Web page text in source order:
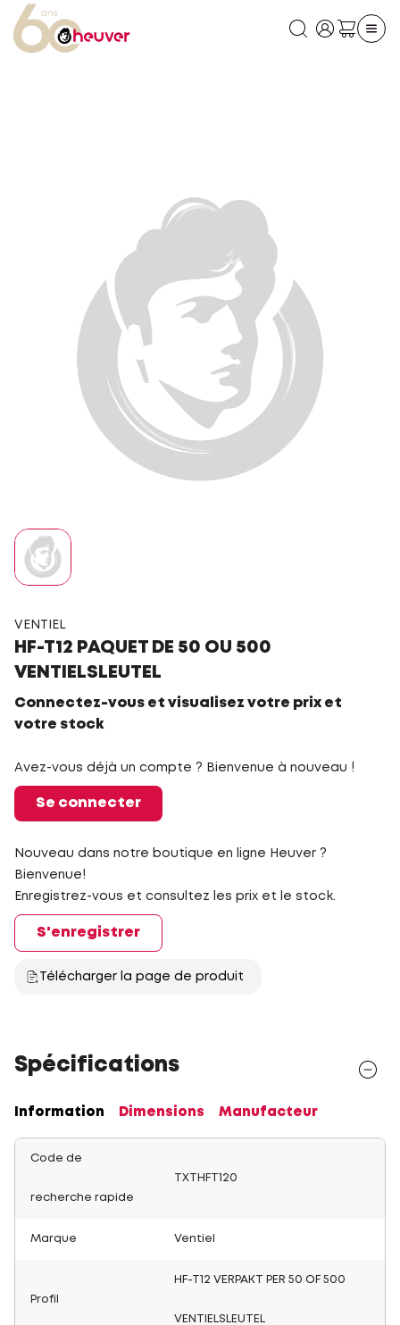
VENTIEL
HF-T12 PAQUET DE 50 OU 500
VENTIELSLEUTEL
Connectez-vous et visualisez votre prix et
votre stock
Avez-vous déjà un compte ? Bienvenue à nouveau !
Se connecter
Nouveau dans notre boutique en ligne Heuver ?
Bienvenue!
Enregistrez-vous et consultez les prix et le stock.
S'enregistrer
Télécharger la page de produit
Spécifications
Information Dimensions Manufacteur
Code de
recherche rapide
TXTHFT120
Marque Ventiel
Profil
HF-T12 VERPAKT PER 50 OF 500
VENTIELSLEUTEL